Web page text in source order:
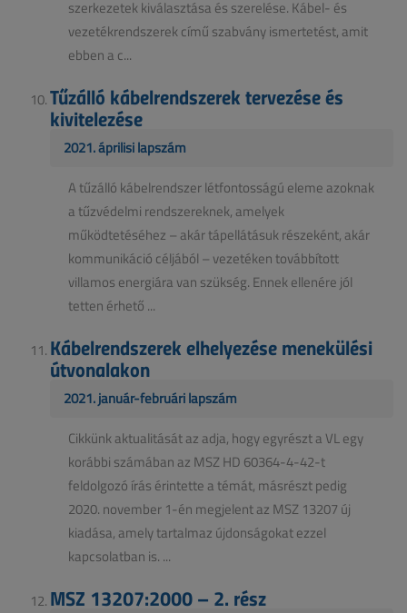
szerkezetek kiválasztása és szerelése. Kábel- és
vezetékrendszerek című szabvány ismertetést, amit
ebben a c...
Tűzálló kábelrendszerek tervezése és
kivitelezése
2021. áprilisi lapszám
A tűzálló kábelrendszer létfontosságú eleme azoknak
a tűzvédelmi rendszereknek, amelyek
működtetéséhez – akár tápellátásuk részeként, akár
kommunikáció céljából – vezetéken továbbított
villamos energiára van szükség. Ennek ellenére jól
tetten érhető ...
Kábelrendszerek elhelyezése menekülési
útvonalakon
2021. január-februári lapszám
Cikkünk aktualitását az adja, hogy egyrészt a VL egy
korábbi számában az MSZ HD 60364-4-42-t
feldolgozó írás érintette a témát, másrészt pedig
2020. november 1-én megjelent az MSZ 13207 új
kiadása, amely tartalmaz újdonságokat ezzel
kapcsolatban is. ...
MSZ 13207:2000 – 2. rész